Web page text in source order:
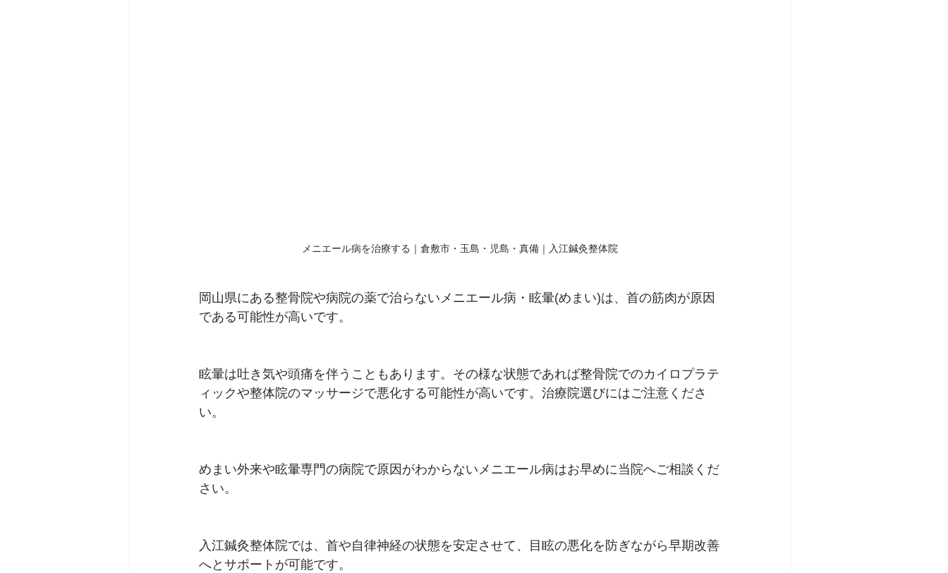
メニエール病を治療する｜倉敷市・玉島・児島・真備｜入江鍼灸整体院
岡山県にある整骨院や病院の薬で治らないメニエール病・眩暈(めまい)は、首の筋肉が原因
である可能性が高いです。
眩暈は吐き気や頭痛を伴うこともあります。その様な状態であれば整骨院でのカイロプラテ
ィックや整体院のマッサージで悪化する可能性が高いです。治療院選びにはご注意くださ
い。
めまい外来や眩暈専門の病院で原因がわからないメニエール病はお早めに当院へご相談くだ
さい。
入江鍼灸整体院では、首や自律神経の状態を安定させて、目眩の悪化を防ぎながら早期改善
へとサポートが可能です。